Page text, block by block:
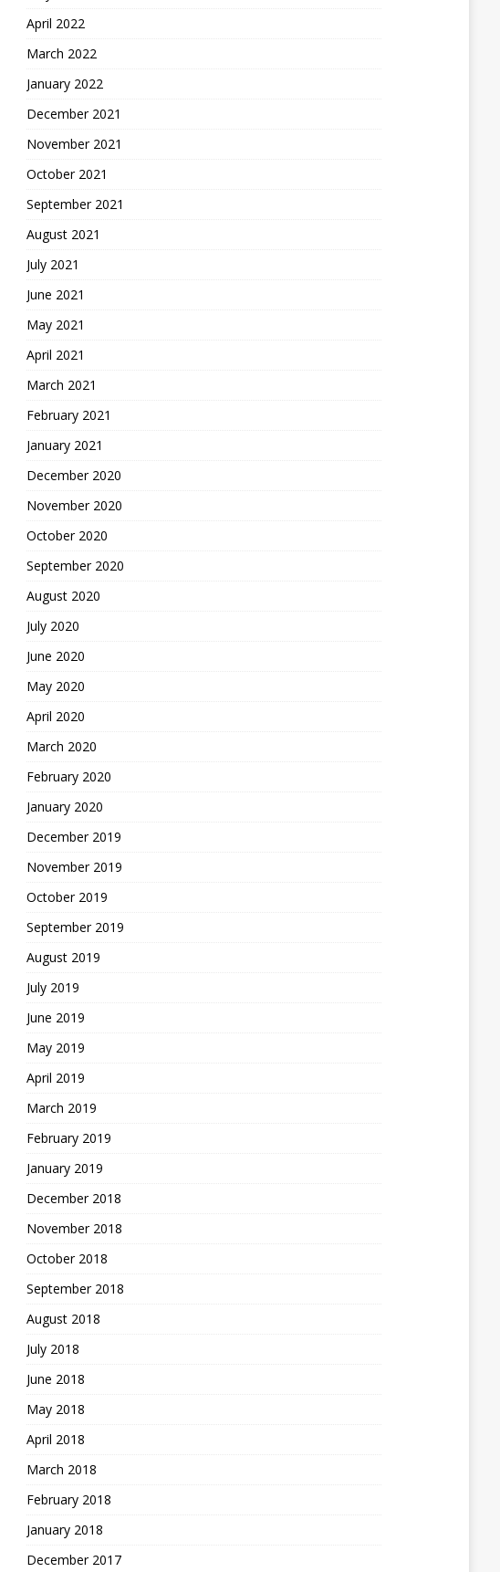
April 2022
March 2022
January 2022
December 2021
November 2021
October 2021
September 2021
August 2021
July 2021
June 2021
May 2021
April 2021
March 2021
February 2021
January 2021
December 2020
November 2020
October 2020
September 2020
August 2020
July 2020
June 2020
May 2020
April 2020
March 2020
February 2020
January 2020
December 2019
November 2019
October 2019
September 2019
August 2019
July 2019
June 2019
May 2019
April 2019
March 2019
February 2019
January 2019
December 2018
November 2018
October 2018
September 2018
August 2018
July 2018
June 2018
May 2018
April 2018
March 2018
February 2018
January 2018
December 2017